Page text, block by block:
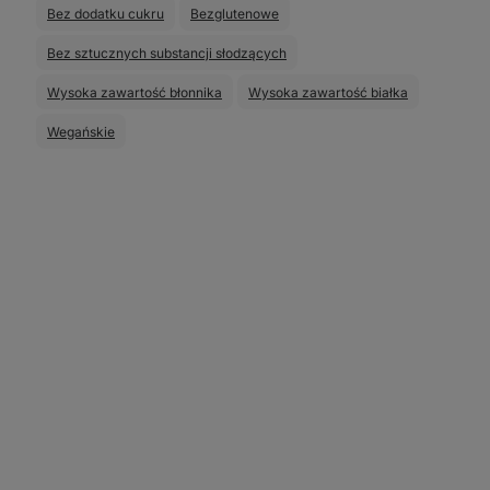
Bez dodatku cukru Bezglutenowe
Bez sztucznych substancji słodzących
Wysoka zawartość błonnika Wysoka zawartość białka
Wegańskie